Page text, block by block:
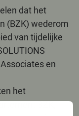
dat het
(BZK) wederom
van tijdelijke
en
het
BZK,